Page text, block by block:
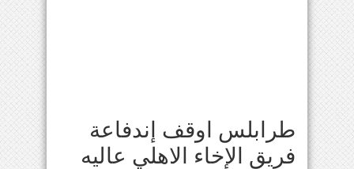
طرابلس اوقف إندفاعة
فريق الإخاء الاهلي عاليه